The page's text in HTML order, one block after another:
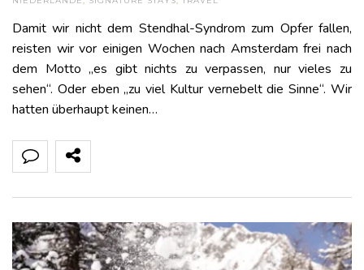
Damit wir nicht dem Stendhal-Syndrom zum Opfer fallen,
reisten wir vor einigen Wochen nach Amsterdam frei nach
dem Motto „es gibt nichts zu verpassen, nur vieles zu
sehen“. Oder eben „zu viel Kultur vernebelt die Sinne“. Wir
hatten überhaupt keinen…